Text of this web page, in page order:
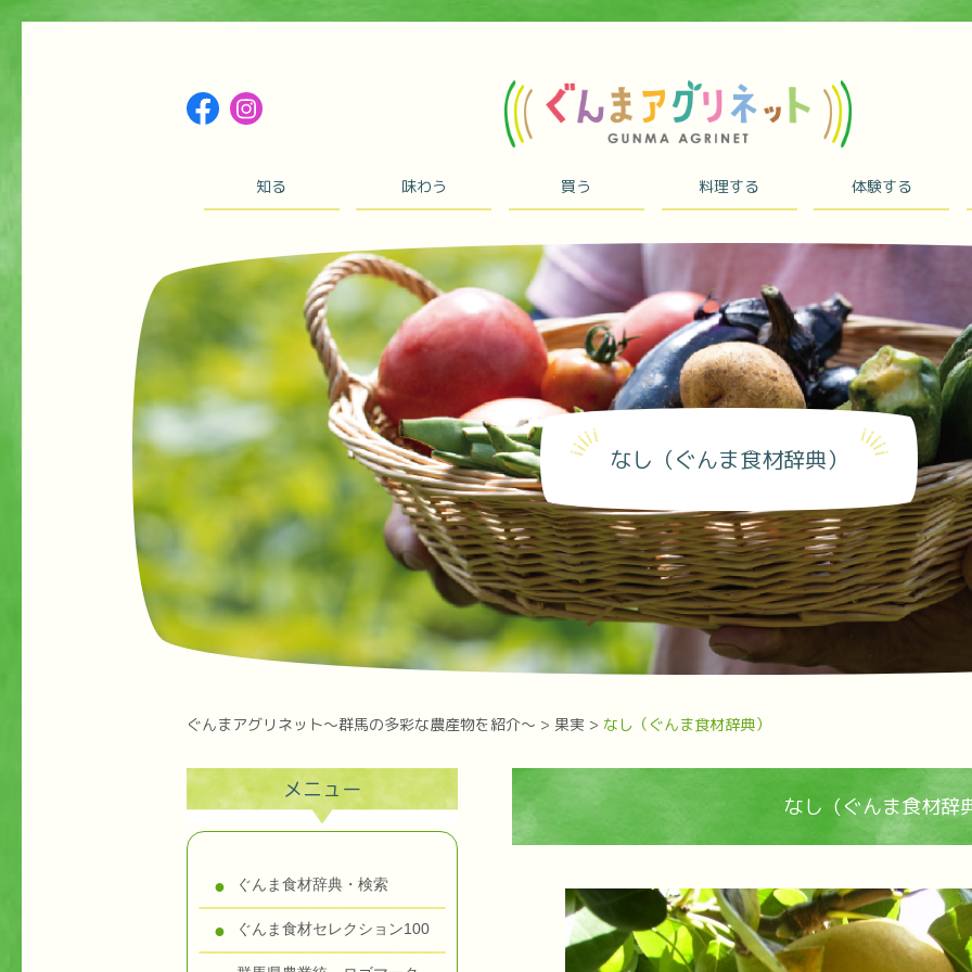
知る 味わう 買う 料理する 体験する
なし（ぐんま食材辞典）
ぐんまアグリネット～群馬の多彩な農産物を紹介～ > 果実 > なし（ぐんま食材辞典）
メニュー
ぐんま食材辞典・検索
ぐんま食材セレクション100
なし（ぐんま食材辞